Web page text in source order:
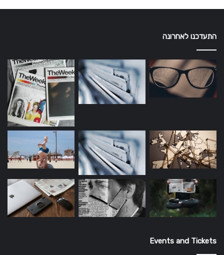
התעדכנו לאחרונה
Events and Tickets